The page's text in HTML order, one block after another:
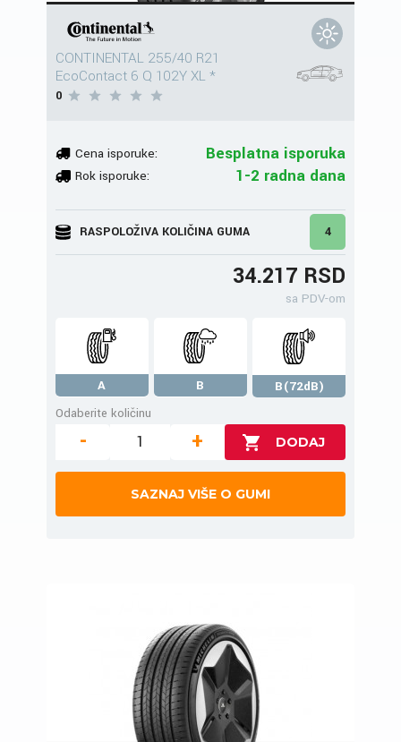
CONTINENTAL 255/40 R21
EcoContact 6 Q 102Y XL *
0
Cena isporuke: Besplatna isporuka
Rok isporuke: 1-2 radna dana
RASPOLOŽIVA KOLIČINA GUMA 4
34.217 RSD
sa PDV-om
A B
B(72dB)
Odaberite količinu
- +
SAZNAJ VIŠE O GUMI